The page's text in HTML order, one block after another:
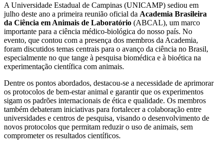
A Universidade Estadual de Campinas (UNICAMP) sediou em
julho deste ano a primeira reunião oficial da Academia Brasileira
da Ciência em Animais de Laboratório (ABCAL), um marco
importante para a ciência médico-biológica do nosso país. No
evento, que contou com a presença dos membros da Academia,
foram discutidos temas centrais para o avanço da ciência no Brasil,
especialmente no que tange à pesquisa biomédica e à bioética na
experimentação científica com animais.
Dentre os pontos abordados, destacou-se a necessidade de aprimorar
os protocolos de bem-estar animal e garantir que os experimentos
sigam os padrões internacionais de ética e qualidade. Os membros
também debateram iniciativas para fortalecer a colaboração entre
universidades e centros de pesquisa, visando o desenvolvimento de
novos protocolos que permitam reduzir o uso de animais, sem
comprometer os resultados científicos.